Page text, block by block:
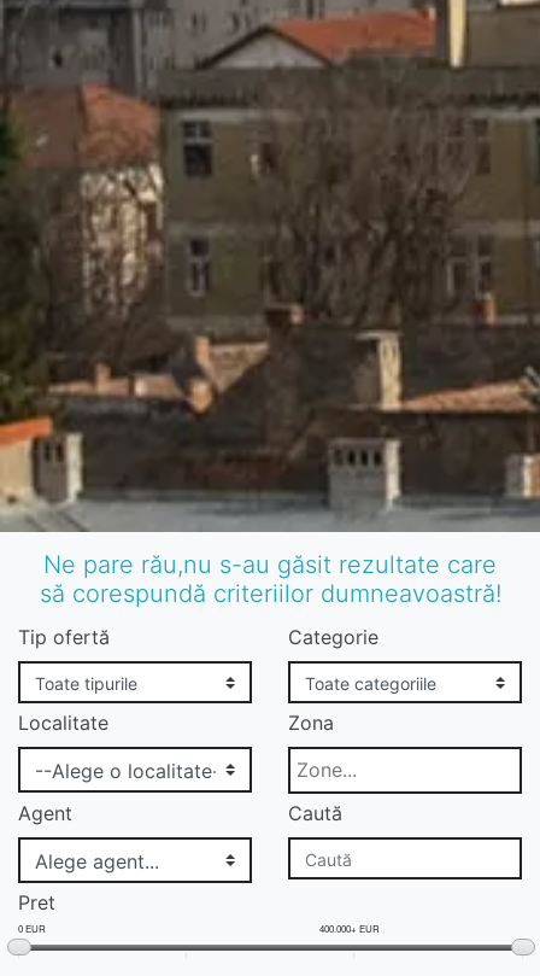
Ne pare rău,nu s-au găsit rezultate care
să corespundă criteriilor dumneavoastră!
Tip ofertă Categorie
Localitate Zona
Agent Caută
Pret
0 EUR 400.000+ EUR